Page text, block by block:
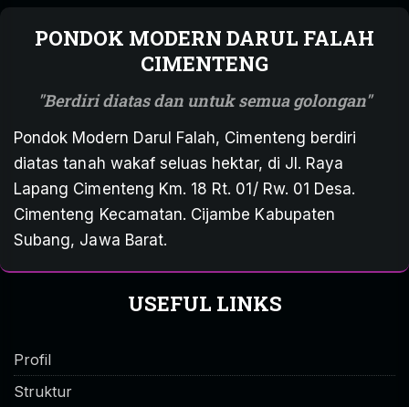
PONDOK MODERN DARUL FALAH
CIMENTENG
Berdiri diatas dan untuk semua golongan
Pondok Modern Darul Falah, Cimenteng berdiri
diatas tanah wakaf seluas hektar, di Jl. Raya
Lapang Cimenteng Km. 18 Rt. 01/ Rw. 01 Desa.
Cimenteng Kecamatan. Cijambe Kabupaten
Subang, Jawa Barat.
USEFUL LINKS
Profil
Struktur